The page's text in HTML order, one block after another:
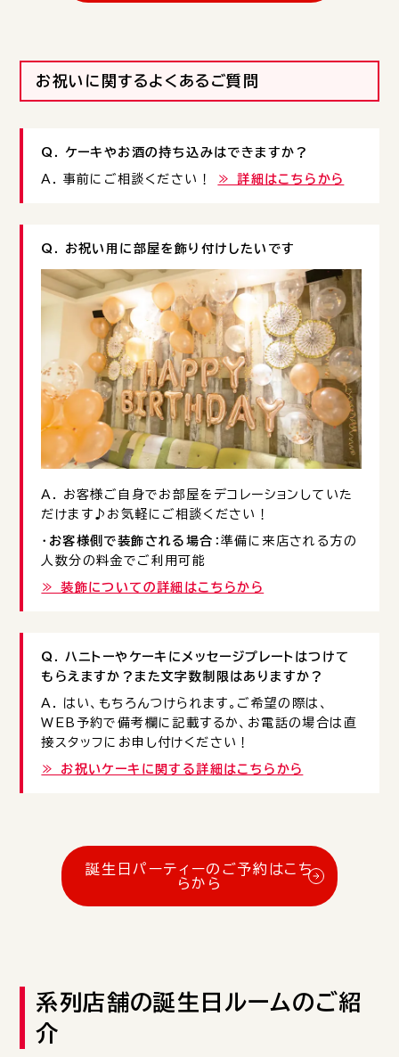
お祝いに関するよくあるご質問
Q. ケーキやお酒の持ち込みはできますか？
A. 事前にご相談ください！ ≫ 詳細はこちらから
Q. お祝い用に部屋を飾り付けしたいです
A. お客様ご自身でお部屋をデコレーションしていた
だけます♪お気軽にご相談ください！
・ お客様側で装飾される場合 ：準備に来店される方の
人数分の料金でご利用可能
≫ 装飾についての詳細はこちらから
Q. ハニトーやケーキにメッセージプレートはつけて
もらえますか？また文字数制限はありますか？
A. はい、もちろんつけられます。ご希望の際は、
WEB予約で備考欄に記載するか、お電話の場合は直
接スタッフにお申し付けください！
≫ お祝いケーキに関する詳細はこちらから
誕生日パーティーのご予約はこち
らから
系列店舗の誕生日ルームのご紹
介